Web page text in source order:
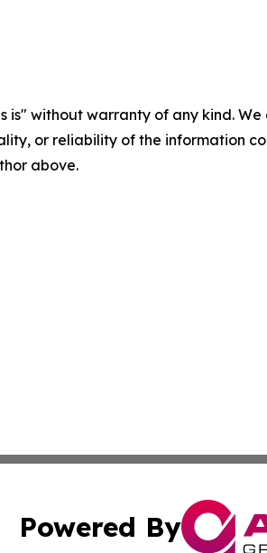
is" without warranty of any kind.
or reliability of the information
above.
Powered By